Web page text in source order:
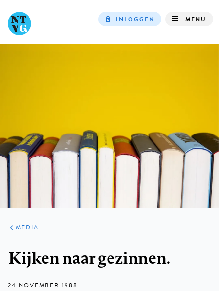
INLOGGEN MENU
ARTIKELEN
VARIA
MEDIA
Kijken naar gezinnen.
24 NOVEMBER 1988